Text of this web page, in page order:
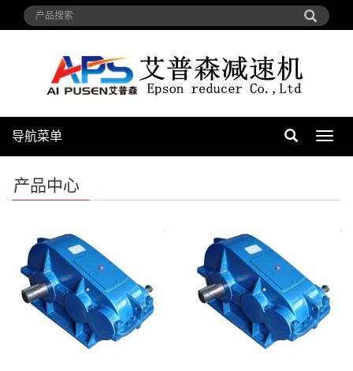
导
导航菜单
产品中心